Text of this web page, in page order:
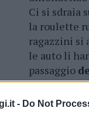
- Do Not
Ci si sdraia
la roulette
ragazzini si
le auto li
passaggio
un selfie.
sono state